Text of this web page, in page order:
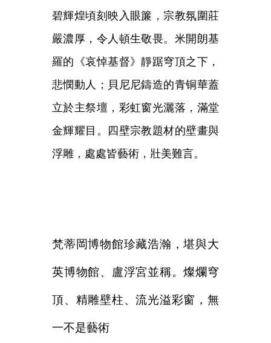
碧輝煌頃刻映入眼簾，宗教氛圍莊
嚴濃厚，令人頓生敬畏。米開朗基
羅的《哀悼基督》靜踞穹頂之下，
悲憫動人；貝尼尼鑄造的青铜華蓋
立於主祭壇，彩虹窗光灑落，滿堂
金輝耀目。四壁宗教題材的壁畫與
浮雕，處處皆藝術，壯美難言。
梵蒂岡博物館珍藏浩瀚，堪與大
英博物館、盧浮宮並稱。燦爛穹
頂、精雕壁柱、流光溢彩窗，無
一不是藝術